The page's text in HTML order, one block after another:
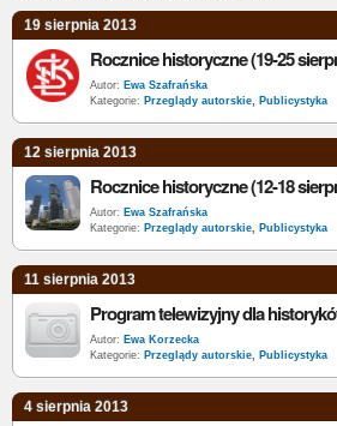
19 sierpnia 2013
Rocznice historyczne (19-25
Autor: Ewa Szafrańska
Kategorie: Przeglądy autorskie, Publicystyka
12 sierpnia 2013
Rocznice historyczne (12-18
Autor: Ewa Szafrańska
Kategorie: Przeglądy autorskie, Publicystyka
11 sierpnia 2013
Autor: Ewa Korzecka
Kategorie: Przeglądy autorskie, Publicystyka
4 sierpnia 2013